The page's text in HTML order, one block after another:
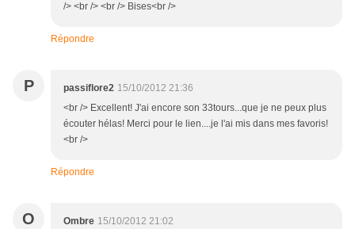
/> <br /> <br /> Bises<br />
Répondre
P passiflore2 15/10/2012 21:36
<br /> Excellent! J'ai encore son 33tours...que je ne peux plus
écouter hélas! Merci pour le lien....je l'ai mis dans mes favoris!
<br />
Répondre
O Ombre 15/10/2012 21:02